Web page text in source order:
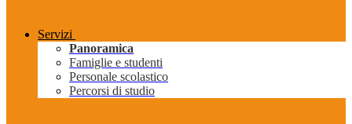
Servizi
Panoramica
Famiglie e studenti
Personale scolastico
Percorsi di studio